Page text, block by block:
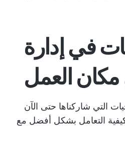
في إدارة
مكان العمل
التي شاركناها حتى الآن
التعامل بشكل أفضل مع